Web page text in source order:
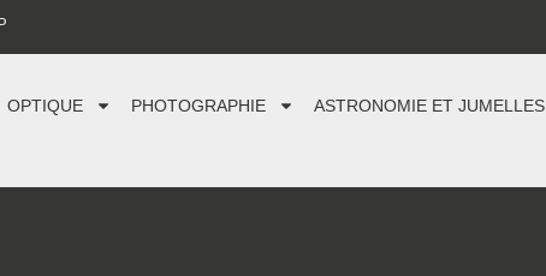
OPTIQUE PHOTOGRAPHIE ASTRONOMIE ET JUMELLES